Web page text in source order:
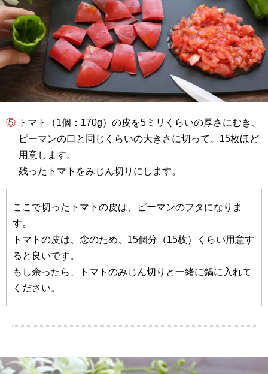
⑤ トマト（1個：170g）の皮を5ミリくらいの厚さにむき、
ピーマンの口と同じくらいの大きさに切って、15枚ほど
用意します。
残ったトマトをみじん切りにします。
ここで切ったトマトの皮は、ピーマンのフタになりま
す。
トマトの皮は、念のため、15個分（15枚）くらい用意す
ると良いです。
もし余ったら、トマトのみじん切りと一緒に鍋に入れて
ください。